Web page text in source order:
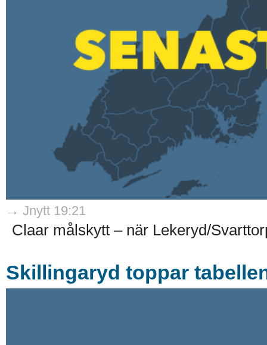
→ Jnytt 19:21
Claar målskytt – när Lekeryd/
Skillingaryd toppar